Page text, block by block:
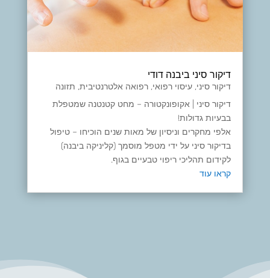
דיקור סיני ביבנה דודי
דיקור סיני, עיסוי רפואי, רפואה אלטרנטיבית, תזונה
דיקור סיני | אקופונקטורה – מחט קטנטנה שמטפלת
בבעיות גדולות!
אלפי מחקרים וניסיון של מאות שנים הוכיחו – טיפול
בדיקור סיני על ידי מטפל מוסמך (קליניקה ביבנה)
לקידום תהליכי ריפוי טבעיים בגוף.
קראו עוד